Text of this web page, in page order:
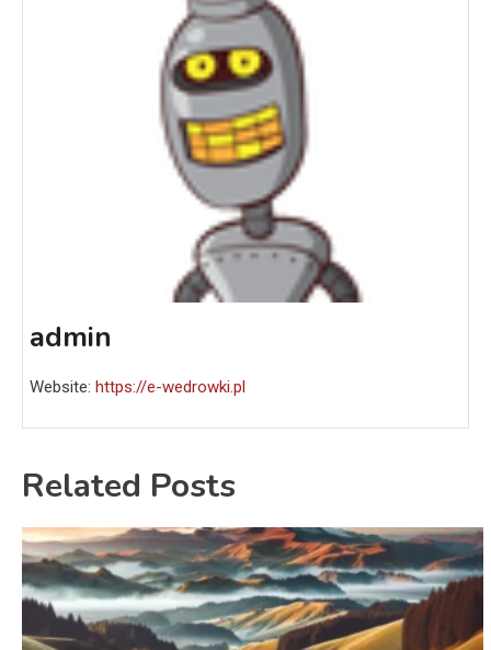
admin
Website: https://e-wedrowki.pl
Related Posts